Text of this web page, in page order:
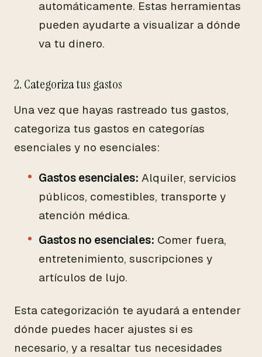
automáticamente. Estas herramientas
pueden ayudarte a visualizar a dónde
va tu dinero.
2. Categoriza tus gastos
Una vez que hayas rastreado tus gastos,
categoriza tus gastos en categorías
esenciales y no esenciales:
Gastos esenciales: Alquiler, servicios
públicos, comestibles, transporte y
atención médica.
Gastos no esenciales: Comer fuera,
entretenimiento, suscripciones y
artículos de lujo.
Esta categorización te ayudará a entender
dónde puedes hacer ajustes si es
necesario, y a resaltar tus necesidades